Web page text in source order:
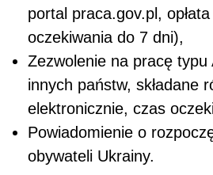
portal praca.gov.pl,
oczekiwania do 7 dni),
Zezwolenie na pracę typu
innych państw, składane
elektronicznie, czas
Powiadomienie o
obywateli Ukrainy.